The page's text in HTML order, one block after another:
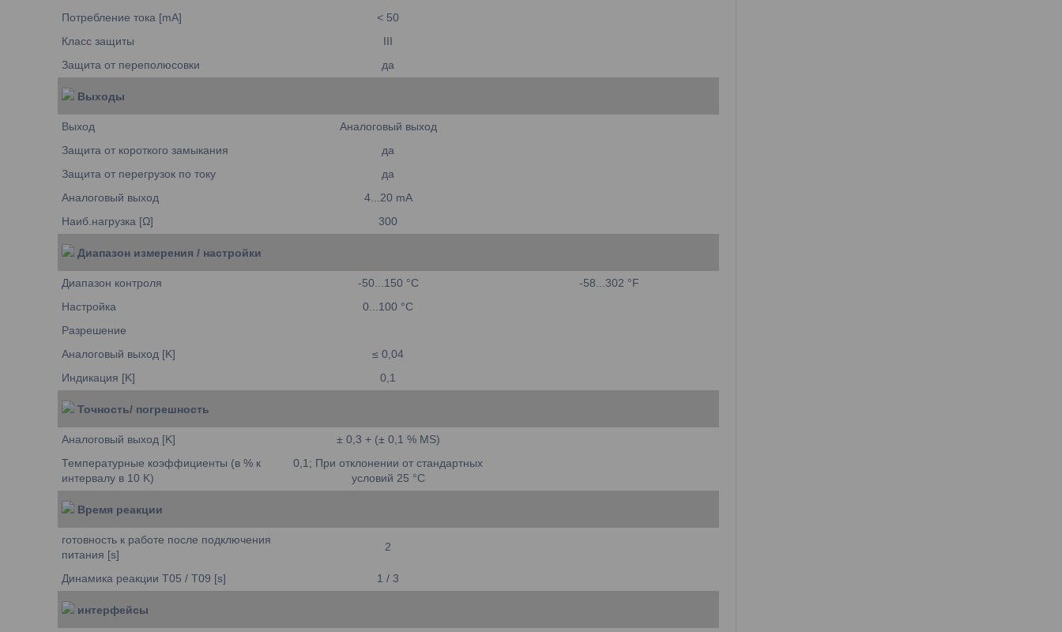
Потребление тока [mA]
< 50
Класс защиты
III
Защита от переполюсовки
да
Выходы
Выход
Аналоговый выход
Защита от короткого замыкания
да
Защита от перегрузок по току
да
Аналоговый выход
4...20 mA
Наиб.нагрузка [Ω]
300
Диапазон измерения / настройки
Диапазон контроля -50...150 °C
-58...302 °F
Настройка
0...100 °C
Разрешение
Аналоговый выход [K]
≤ 0,04
Индикация [K]
0,1
Точность/ погрешность
Аналоговый выход [K]
± 0,3 + (± 0,1 % MS)
Температурные коэффициенты (в % к
интервалу в 10 K)
0,1; При отклонении от стандартных
условий 25 °C
Время реакции
готовность к работе после подключения
питания [s]
2
Динамика реакции T05 / T09 [s] 1 / 3
интерфейсы